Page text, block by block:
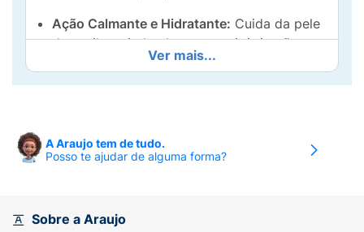
Ação Calmante e Hidratante: Cuida da pele
das axilas, ajudando a prevenir irritações e
mantendo a hidratação natural. Perfeito
para uso diário, mesmo após a depilação.
sensação de limpeza e vitalidade
éSem Parabenos
Ver mais...
A Araujo tem de tudo.
Posso te ajudar de alguma forma?
Sobre a Araujo